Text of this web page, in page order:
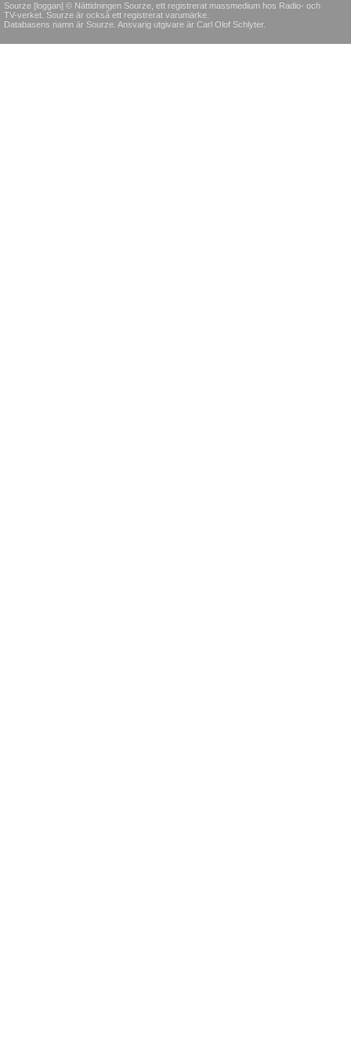
Sourze [loggan] © Nättidningen Sourze, ett registrerat massmedium hos Radio- och
TV-verket. Sourze är också ett registrerat varumärke.
Databasens namn är Sourze. Ansvarig utgivare är Carl Olof Schlyter.